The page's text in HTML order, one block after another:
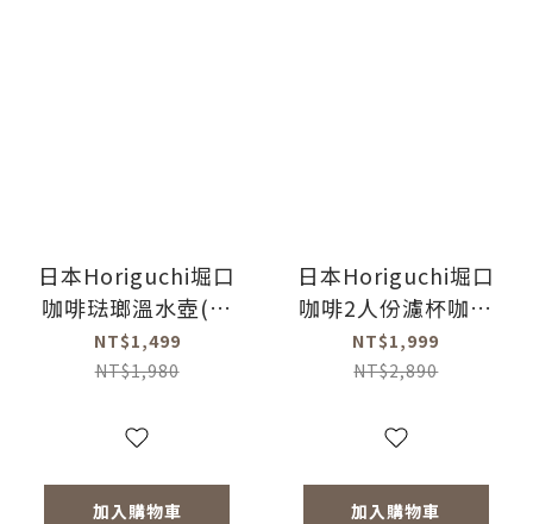
日本Horiguchi堀口
咖啡琺瑯溫水壺(咖
啡)
NT$1,499
NT$1,980
加入購物車
日本Horiguchi堀口
咖啡2人份濾杯咖啡
壺組
NT$1,999
NT$2,890
加入購物車